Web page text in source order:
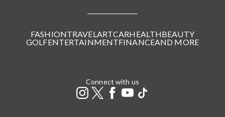
FASHIONTRAVELARTCARHEALTHBEAUTY
GOLFENTERTAINMENTFINANCEAND MORE
Connect with us